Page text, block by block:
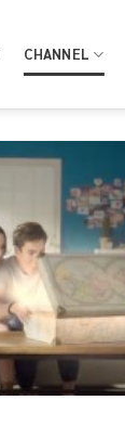
CHANNEL